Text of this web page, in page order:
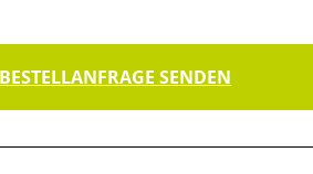
BESTELLANFRAGE SENDEN